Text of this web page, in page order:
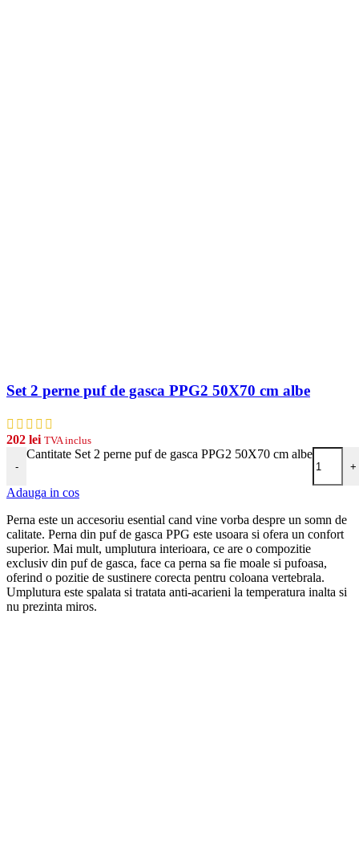
Set 2 perne puf de gasca PPG2 50X70 cm albe
202 lei TVA inclus
-
Cantitate Set 2 perne puf de gasca PPG2 50X70 cm albe
+
Adauga in cos
Perna este un accesoriu esential cand vine vorba despre un somn de
calitate. Perna din puf de gasca PPG este usoara si ofera un confort
superior. Mai mult, umplutura interioara, ce are o compozitie
exclusiv din puf de gasca, face ca perna sa fie moale si pufoasa,
oferind o pozitie de sustinere corecta pentru coloana vertebrala.
Umplutura este spalata si tratata anti-acarieni la temperatura inalta si
nu prezinta miros.